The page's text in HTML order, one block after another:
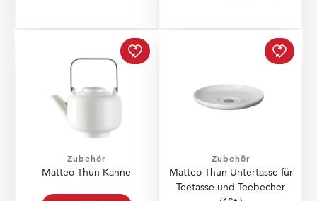
Matteo Thun Kanne
Zubehör
Matteo Thun Kanne
Zubehör
Matteo Thun Untertasse für
Teetasse und Teebecher